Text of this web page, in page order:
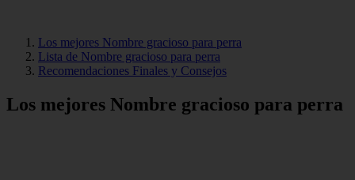
Los mejores Nombre gracioso para perra
Lista de Nombre gracioso para perra
Recomendaciones Finales y Consejos
Los mejores Nombre gracioso para perra